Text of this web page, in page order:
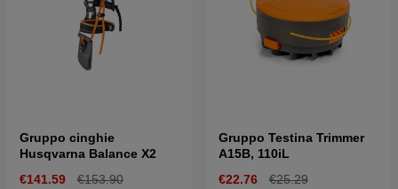
Gruppo cinghie
Husqvarna Balance X2
€141.59
€153.90
Gruppo Testina Trimmer
A15B, 110iL
€22.76
€25.29